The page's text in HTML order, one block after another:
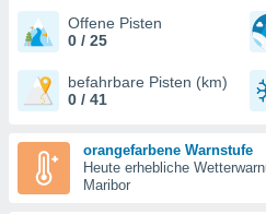
basiert,
Offene Pisten
0 / 25
befahrbare Pisten (km)
0 / 41
orangefarbene Warnstufe
Heute erhebliche
Maribor